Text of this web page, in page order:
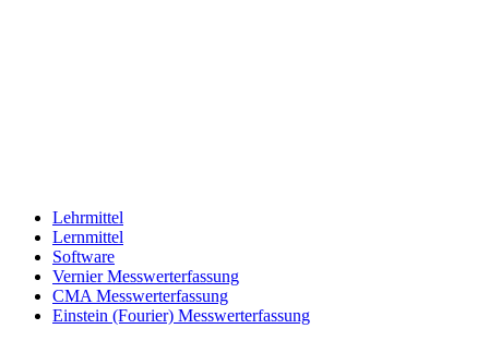
Lehrmittel
Lernmittel
Software
Vernier Messwerterfassung
CMA Messwerterfassung
Einstein (Fourier) Messwerterfassung